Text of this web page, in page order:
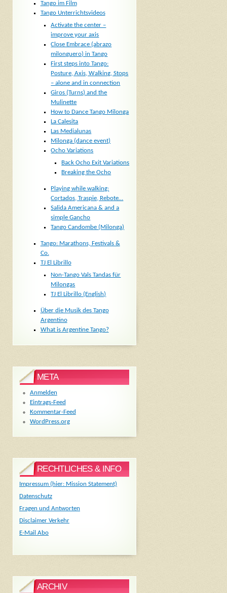
Tango im Film
Tango Unterrichtsvideos
Activate the center –
improve your axis
Close Embrace (abrazo
milonguero) in Tango
First steps into Tango:
Posture, Axis, Walking, Stops
– alone and in connection
Giros (Turns) and the
Mulinette
How to Dance Tango Milonga
La Calesita
Las Medialunas
Milonga (dance event)
Ocho Variations
Back Ocho Exit Variations
Breaking the Ocho
Playing while walking:
Cortados, Traspie, Rebote…
Salida Americana & and a
simple Gancho
Tango Candombe (Milonga)
Tango: Marathons, Festivals &
Co.
TJ El Librillo
Non-Tango Vals Tandas für
Milongas
TJ El Librillo (English)
Über die Musik des Tango
Argentino
What is Argentine Tango?
META
Anmelden
Eintrags-Feed
Kommentar-Feed
WordPress.org
RECHTLICHES & INFO
Impressum (hier: Mission Statement)
Datenschutz
Fragen und Antworten
Disclaimer Verkehr
E-Mail Abo
ARCHIV